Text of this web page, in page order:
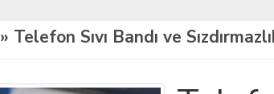
» Telefon Sıvı Bandı ve